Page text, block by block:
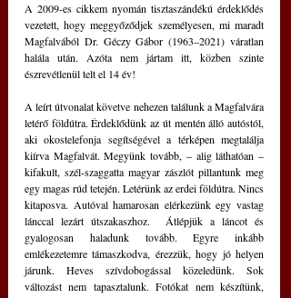
A 2009-es cikkem nyomán tisztaszándékú érdeklődés
vezetett, hogy meggyőződjek személyesen, mi maradt
Magfalvából Dr. Géczy Gábor (1963–2021) váratlan
halála után. Azóta nem jártam itt, közben szinte
észrevétlenül telt el 14 év!
A leírt útvonalat követve nehezen találunk a Magfalvára
letérő földútra. Érdeklődünk az út mentén álló autóstól,
aki okostelefonja segítségével a térképen megtalálja
kiírva Magfalvát. Megyünk tovább, – alig láthatóan –
kifakult, szél-szaggatta magyar zászlót pillantunk meg
egy magas rúd tetején. Letérünk az erdei földútra. Nincs
kitaposva. Autóval hamarosan elérkezünk egy vastag
lánccal lezárt útszakaszhoz.  Átlépjük a láncot és
gyalogosan haladunk tovább. Egyre inkább
emlékezetemre támaszkodva, érezzük, hogy jó helyen
járunk. Heves szívdobogással közeledünk. Sok
változást nem tapasztalunk. Fotókat nem készítünk,